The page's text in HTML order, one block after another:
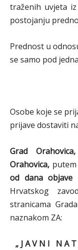
traženih uvjeta
postojanju
Prednost u
se samo pod
Osobe koje se
prijave dostaviti
Grad
Orahovica,
od dana objave
Hrvatskog
stranicama
naznakom ZA:
„ J A V N I N A T